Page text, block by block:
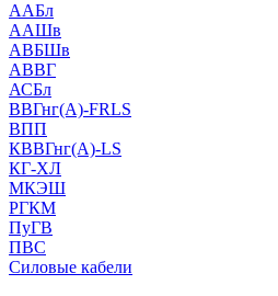
ААБл
ААШв
АВБШв
АВВГ
АСБл
ВВГнг(А)-FRLS
ВПП
КВВГнг(А)-LS
КГ-ХЛ
МКЭШ
РГКМ
ПуГВ
ПВС
Силовые кабели